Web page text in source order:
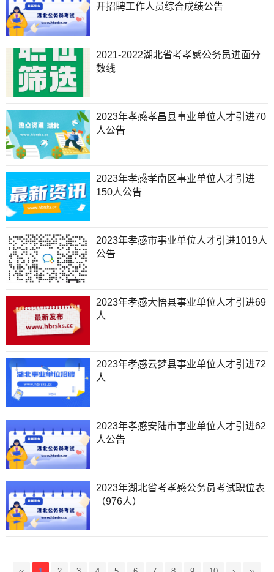
开招聘工作人员综合成绩公告
2021-2022湖北省考孝感公务员进面分
数线
2023年孝感孝昌县事业单位人才引进70
人公告
2023年孝感孝南区事业单位人才引进
150人公告
2023年孝感市事业单位人才引进1019人
公告
2023年孝感大悟县事业单位人才引进69
人
2023年孝感云梦县事业单位人才引进72
人
2023年孝感安陆市事业单位人才引进62
人公告
2023年湖北省考孝感公务员考试职位表
（976人）